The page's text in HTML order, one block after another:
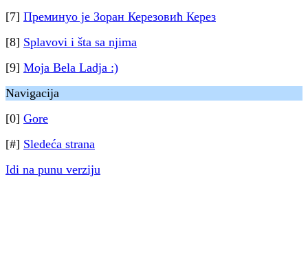
[7] Преминуо је Зоран Керезовић Керез
[8] Splavovi i šta sa njima
[9] Moja Bela Ladja :)
Navigacija
[0] Gore
[#] Sledeća strana
Idi na punu verziju